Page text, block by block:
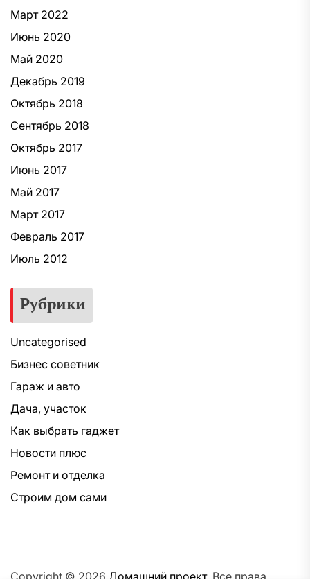
Март 2022
Июнь 2020
Май 2020
Декабрь 2019
Октябрь 2018
Сентябрь 2018
Октябрь 2017
Июнь 2017
Май 2017
Март 2017
Февраль 2017
Июль 2012
Рубрики
Uncategorised
Бизнес советник
Гараж и авто
Дача, участок
Как выбрать гаджет
Новости плюс
Ремонт и отделка
Строим дом сами
Copyright © 2026 Домашний проект. Все права